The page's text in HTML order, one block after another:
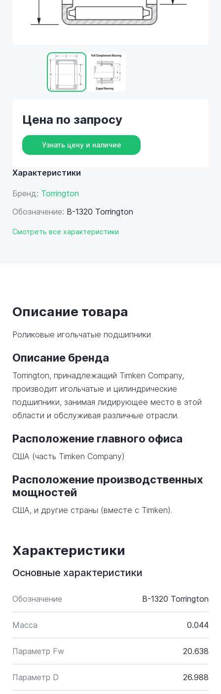
Характеристики
Бренд: Torrington
Обозначение: B-1320 Torrington
Смотреть все характеристики
Цена по запросу
Узнать цену и наличие
Описание товара
Роликовые игольчатые подшипники
Описание бренда
Torrington, принадлежащий Timken Company,
производит игольчатые и цилиндрические
подшипники, занимая лидирующее место в этой
области и обслуживая различные отрасли.
Расположение главного офиса
США (часть Timken Company)
Расположение производственных
мощностей
США, и другие страны (вместе с Timken).
Характеристики
Основные характеристики
Обозначение B-1320 Torrington
Масса 0.044
Параметр Fw 20.638
Параметр D 26.988